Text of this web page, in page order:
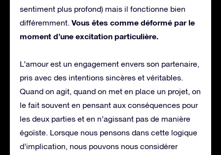
sentiment plus profond) mais il fonctionne bien
différemment. Vous êtes comme déformé par le
moment d’une excitation particulière.
L’amour est un engagement envers son partenaire,
pris avec des intentions sincères et véritables.
Quand on agit, quand on met en place un projet, on
le fait souvent en pensant aux conséquences pour
les deux parties et en n’agissant pas de manière
égoïste. Lorsque nous pensons dans cette logique
d’implication, nous pouvons nous considérer